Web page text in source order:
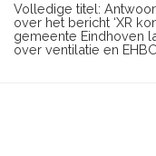
Volledige titel:
over het bericht ‘XR
gemeente Eindhoven
over ventilatie en